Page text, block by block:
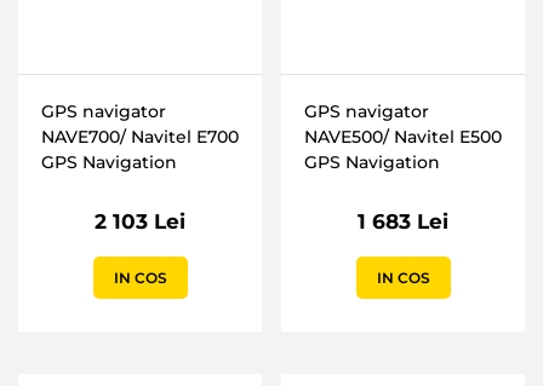
GPS navigator
NAVE700/ Navitel E700
GPS Navigation
2 103 Lei
IN COS
GPS navigator
NAVE500/ Navitel E500
GPS Navigation
1 683 Lei
IN COS